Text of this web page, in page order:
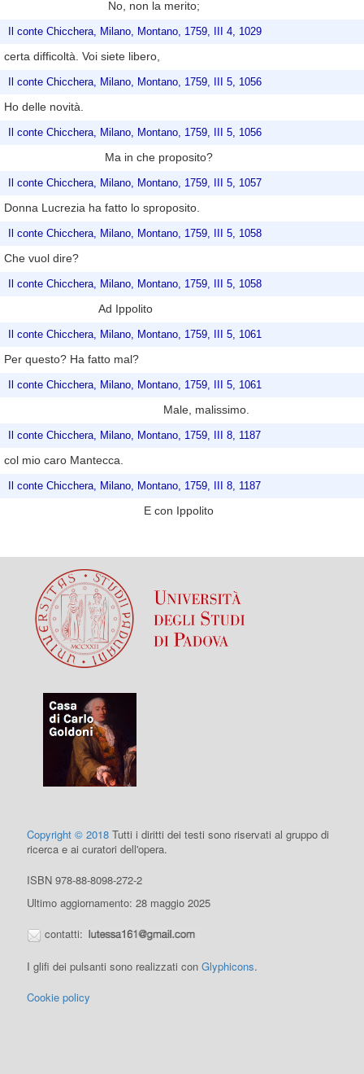
No, non la merito;
Il conte Chicchera, Milano, Montano, 1759, III 4, 1029
certa difficoltà. Voi siete libero,
Il conte Chicchera, Milano, Montano, 1759, III 5, 1056
Ho delle novità.
Il conte Chicchera, Milano, Montano, 1759, III 5, 1056
Ma in che proposito?
Il conte Chicchera, Milano, Montano, 1759, III 5, 1057
Donna Lucrezia ha fatto lo sproposito.
Il conte Chicchera, Milano, Montano, 1759, III 5, 1058
Che vuol dire?
Il conte Chicchera, Milano, Montano, 1759, III 5, 1058
Ad Ippolito
Il conte Chicchera, Milano, Montano, 1759, III 5, 1061
Per questo? Ha fatto mal?
Il conte Chicchera, Milano, Montano, 1759, III 5, 1061
Male, malissimo.
Il conte Chicchera, Milano, Montano, 1759, III 8, 1187
col mio caro Mantecca.
Il conte Chicchera, Milano, Montano, 1759, III 8, 1187
E con Ippolito
Copyright © 2018 Tutti i diritti dei testi sono riservati al gruppo di
ricerca e ai curatori dell'opera.
ISBN 978-88-8098-272-2
Ultimo aggiornamento: 28 maggio 2025
contatti:
I glifi dei pulsanti sono realizzati conGlyphicons.
Cookie policy